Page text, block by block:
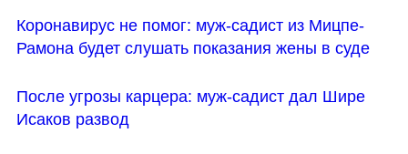
Коронавирус не помог: муж-садист из Мицпе-
Рамона будет слушать показания жены в суде
После угрозы карцера: муж-садист дал Шире
Исаков развод